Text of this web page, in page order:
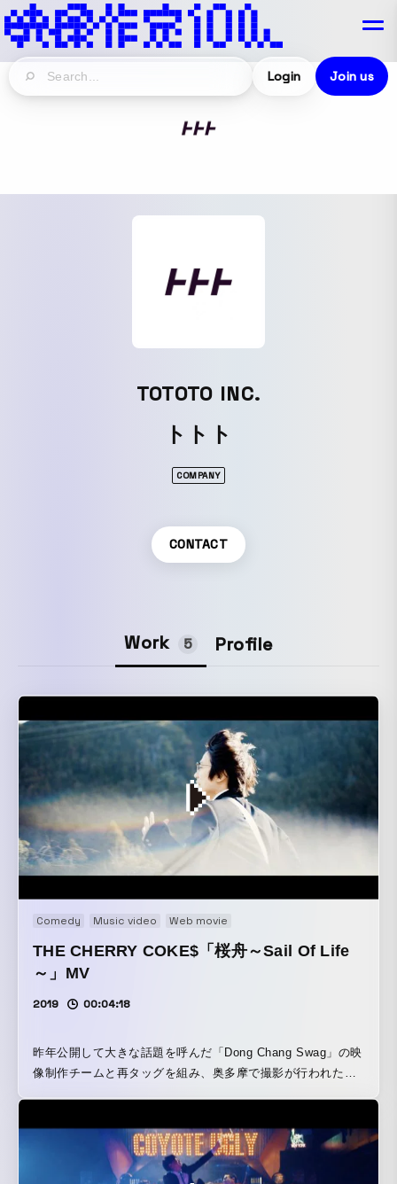
Login Join us
TOTOTO INC.
トトト
COMPANY
CONTACT
Work 5 Profile
Comedy Music video Web movie
THE CHERRY COKE$「桜舟～Sail Of Life
～」MV
2019 00:04:18
昨年公開して大きな話題を呼んだ「Dong Chang Swag」の映
像制作チームと再タッグを組み、奥多摩で撮影が行われた。
制作が進行されたとのことだ。新たな撮影手法としてTHE
CHERRY COKE$のMVとしては初となるドローンによる空撮
も行われ、その映像美は必見だ！ "桜舟"というタイトルに込